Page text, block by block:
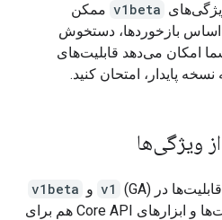
v1beta ممکن
بازخوردها، دستخوش
امکان می‌دهد قابلیت‌های
نسخه پایدار، امتحان کنید.
ویژگی‌ها
در v1 (GA) و
v1beta
(Beta) را نشان می‌دهد. قابلیت‌ها و ابزارهای Core API هم برای